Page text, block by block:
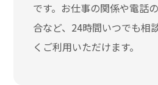
です。お仕事の関係や電話
合など、24時間いつでも相
くご利用いただけます。